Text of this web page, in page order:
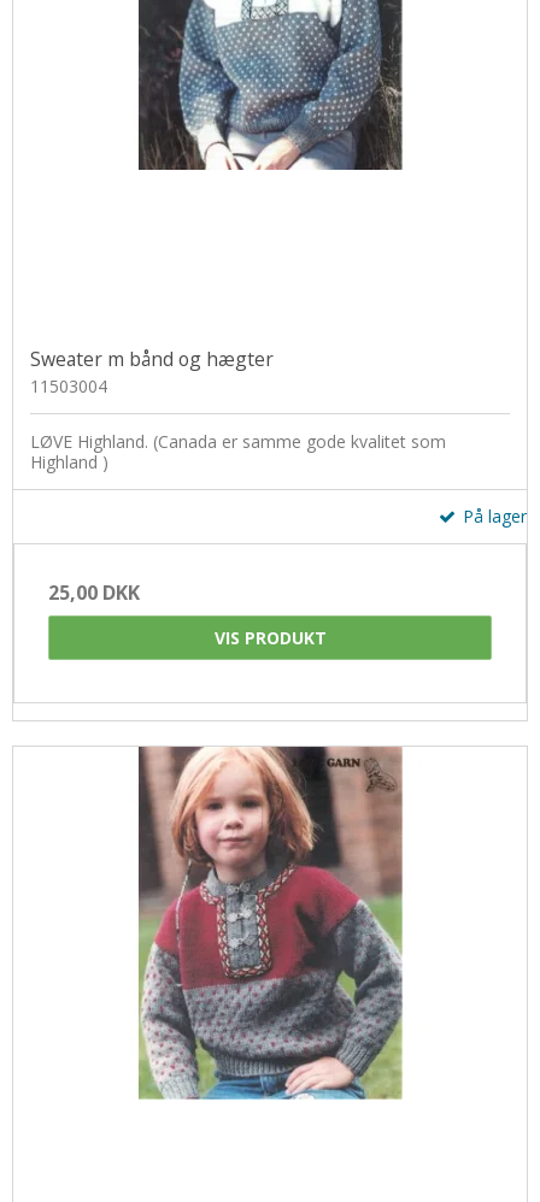
Sweater m bånd og hægter
11503004
LØVE Highland. (Canada er samme gode kvalitet som
Highland )
På lager
25,00 DKK
VIS PRODUKT